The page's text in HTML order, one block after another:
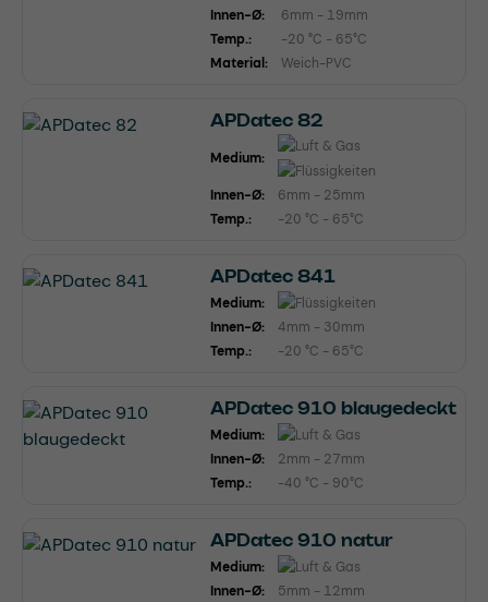
Innen-Ø:
6mm - 19mm
Temp.:
-20 °C - 65°C
Material:
Weich-PVC
APDatec 82
Medium:
Innen-Ø:
6mm - 25mm
Temp.:
-20 °C - 65°C
APDatec 841
Medium:
Innen-Ø:
4mm - 30mm
Temp.:
-20 °C - 65°C
APDatec 910 blaugedeckt
Medium:
Innen-Ø:
2mm - 27mm
Temp.:
-40 °C - 90°C
APDatec 910 natur
Medium:
Innen-Ø:
5mm - 12mm